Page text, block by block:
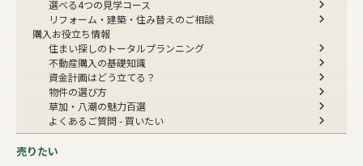
選べる4つの見学コース
リフォーム・建築・住み替えのご相談
購入お役立ち情報
住まい探しのトータルプランニング
不動産購入の基礎知識
資金計画はどう立てる？
物件の選び方
草加・八潮の魅力百選
よくあるご質問 - 買いたい
売りたい